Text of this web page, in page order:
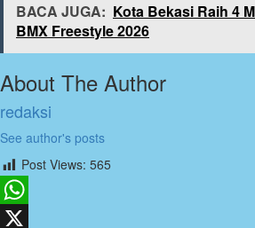
BACA JUGA: Kota Bekasi Raih 4
BMX Freestyle 2026
About The Author
redaksi
See author's posts
Post Views: 565
WhatsApp